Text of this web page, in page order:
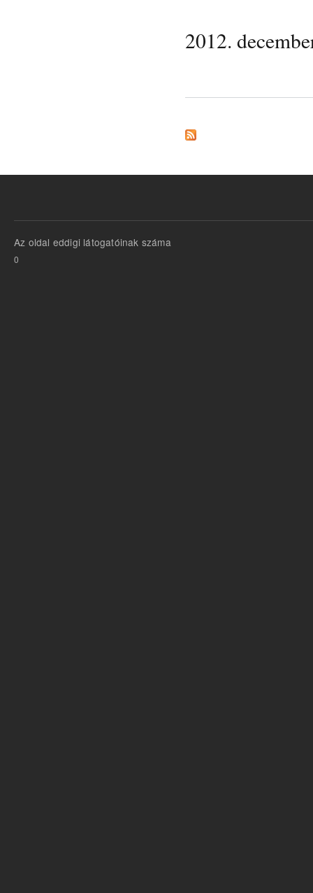
2012.
Az oldal eddigi látogatóinak száma
0